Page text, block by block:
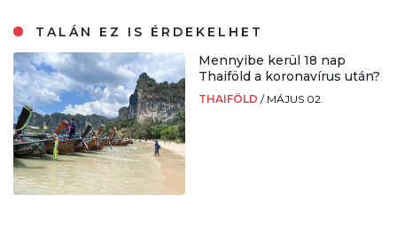
TALÁN EZ IS ÉRDEKELHET
Mennyibe kerül 18 nap
Thaiföld a koronavírus után?
THAIFÖLD / MÁJUS 02.